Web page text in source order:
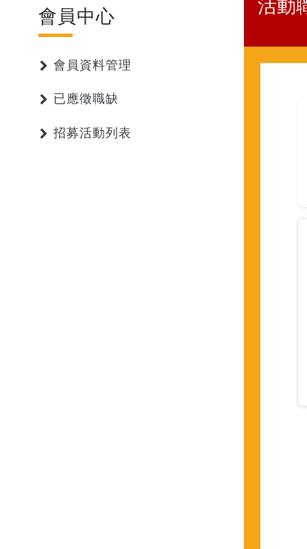
會員中心
會員資料管理
已應徵職缺
招募活動列表